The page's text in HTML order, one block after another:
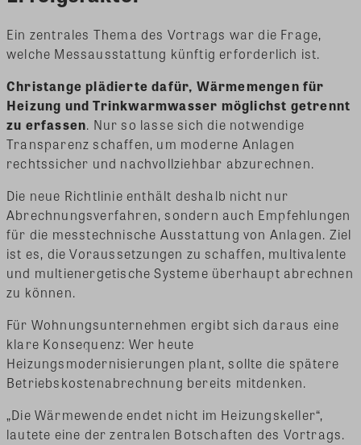
Ein zentrales Thema des Vortrags war die Frage,
welche Messausstattung künftig erforderlich ist.
Christange plädierte dafür, Wärmemengen für
Heizung und Trinkwarmwasser möglichst getrennt
zu erfassen. Nur so lasse sich die notwendige
Transparenz schaffen, um moderne Anlagen
rechtssicher und nachvollziehbar abzurechnen.
Die neue Richtlinie enthält deshalb nicht nur
Abrechnungsverfahren, sondern auch Empfehlungen
für die messtechnische Ausstattung von Anlagen. Ziel
ist es, die Voraussetzungen zu schaffen, multivalente
und multienergetische Systeme überhaupt abrechnen
zu können.
Für Wohnungsunternehmen ergibt sich daraus eine
klare Konsequenz: Wer heute
Heizungsmodernisierungen plant, sollte die spätere
Betriebskostenabrechnung bereits mitdenken.
„Die Wärmewende endet nicht im Heizungskeller“,
lautete eine der zentralen Botschaften des Vortrags.